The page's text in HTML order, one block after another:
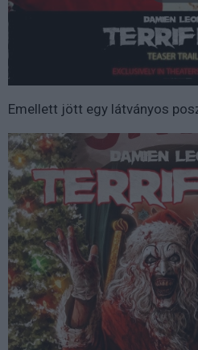
Emellett jött egy látványos